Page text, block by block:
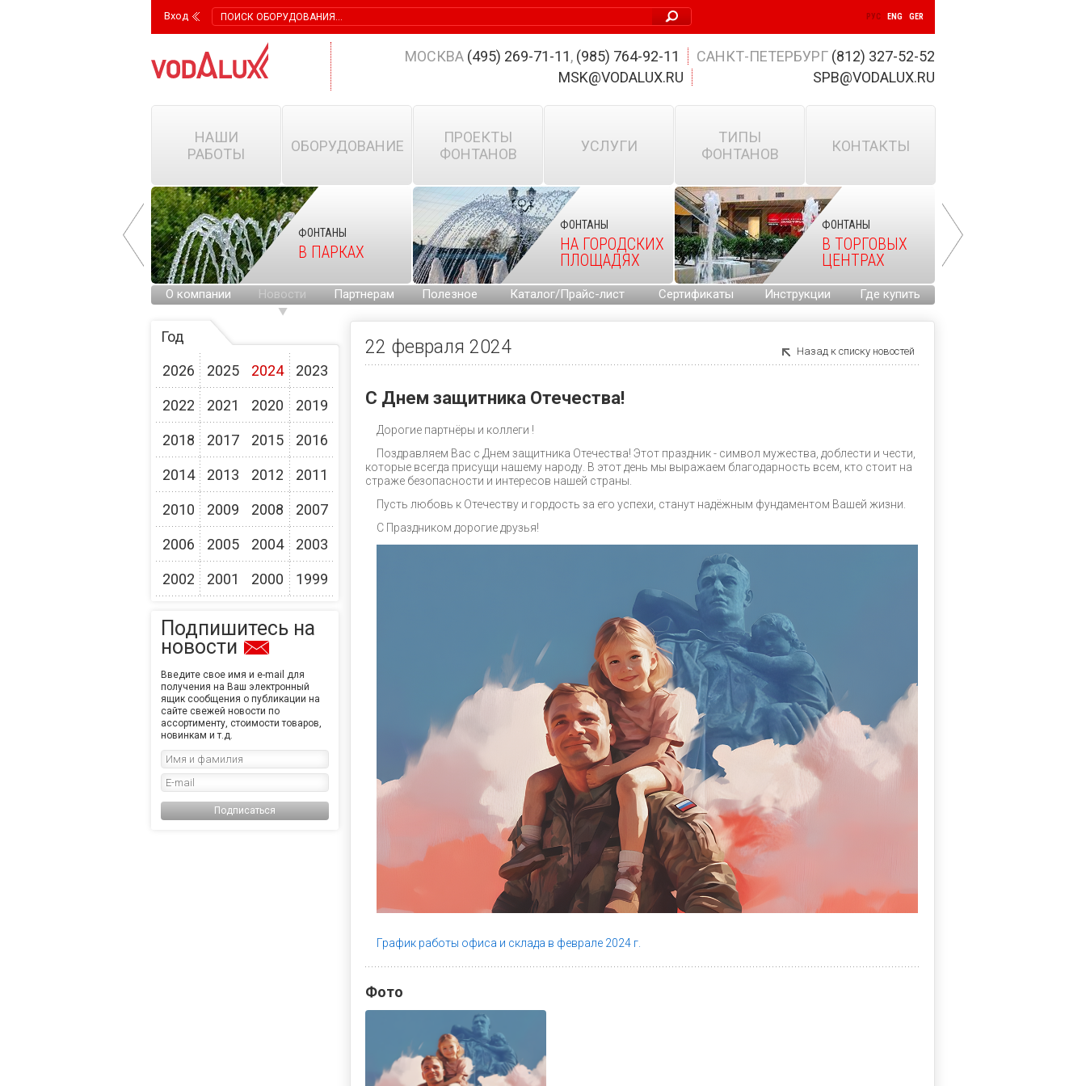
Вход РУС ENG GER
МОСКВА (495) 269-71-11, (985) 764-92-11 САНКТ-ПЕТЕРБУРГ (812) 327-52-52
MSK@VODALUX.RU
SPB@VODALUX.RU
НАШИ
РАБОТЫ
ОБОРУДОВАНИЕ
ПРОЕКТЫ
ФОНТАНОВ
УСЛУГИ
ТИПЫ
ФОНТАНОВ
КОНТАКТЫ
НА ГОРОДСКИХ
ФОНТАНЫ
В ПАРКАХ
ФОНТАНЫ
НА ГОРОДСКИХ
ПЛОЩАДЯХ
ФОНТАНЫ
В ТОРГОВЫХ
ЦЕНТРАХ
О компании Новости Партнерам Полезное Каталог/Прайс-лист Сертификаты Инструкции Где купить
Год
2026
2025 2024 2023
2022 2021 2020 2019
2018 2017 2015 2016
2014 2013 2012 2011
2010 2009 2008 2007
2006 2005 2004 2003
2002 2001 2000 1999
Подпишитесь на
новости
Введите свое имя и e-mail для
получения на Ваш электронный
ящик сообщения о публикации на
сайте свежей новости по
ассортименту, стоимости товаров,
новинкам и т.д.
Подписаться
22 февраля 2024 Назад к списку новостей
С Днем защитника Отечества!
Дорогие партнёры и коллеги !
Поздравляем Вас с Днем защитника Отечества! Этот праздник - символ мужества, доблести и чести,
которые всегда присущи нашему народу. В этот день мы выражаем благодарность всем, кто стоит на
страже безопасности и интересов нашей страны.
Пусть любовь к Отечеству и гордость за его успехи, станут надёжным фундаментом Вашей жизни.
С Праздником дорогие друзья!
График работы офиса и склада в феврале 2024 г.
Фото